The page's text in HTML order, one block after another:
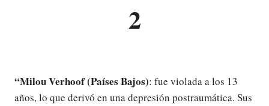
2
“Milou Verhoof (Países Bajos): fue violada a los 13
años, lo que derivó en una depresión postraumática. Sus